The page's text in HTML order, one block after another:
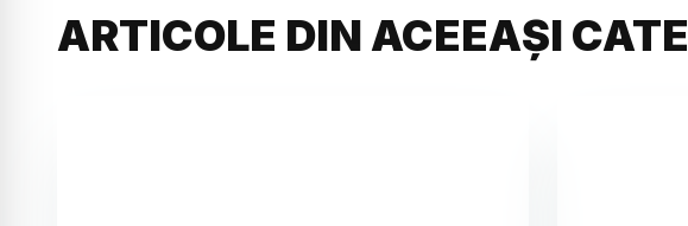
ARTICOLE DIN ACEEAȘI